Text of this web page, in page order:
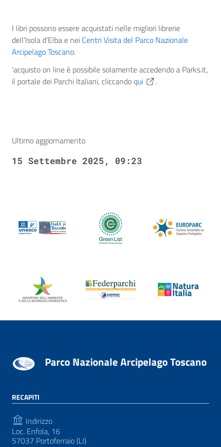
I libri possono essere acquistati nelle migliori librerie
dell’Isola d’Elba e nei Centri Visita del Parco Nazionale
Arcipelago Toscano.
‘acquisto on line è possibile solamente accedendo a Parks.it,
il portale dei Parchi Italiani, cliccandoqui .
Ultimo aggiornamento
15 Settembre 2025, 09:23
Parco Nazionale Arcipelago Toscano
RECAPITI
Indirizzo
Loc. Enfola, 16
57037 Portoferraio (LI)